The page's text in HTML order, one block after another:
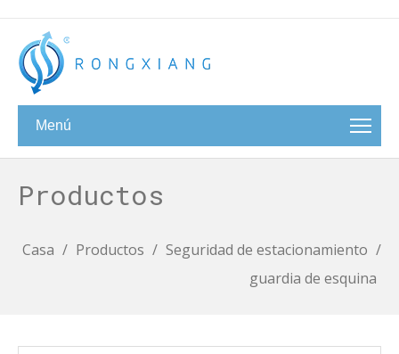
Menú
Productos
Casa / Productos / Seguridad de estacionamiento /
guardia de esquina